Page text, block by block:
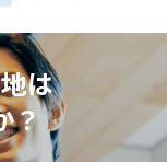
は
？